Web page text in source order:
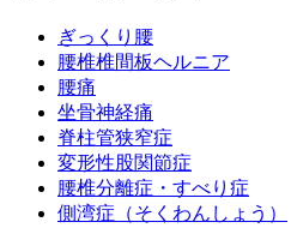
ぎっくり腰
腰椎椎間板ヘルニア
腰痛
坐骨神経痛
脊柱管狭窄症
変形性股関節症
腰椎分離症・すべり症
側湾症（そくわんしょう）